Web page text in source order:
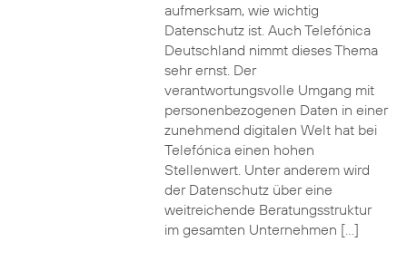
aufmerksam, wie wichtig
Datenschutz ist. Auch Telefónica
Deutschland nimmt dieses Thema
sehr ernst. Der
verantwortungsvolle Umgang mit
personenbezogenen Daten in einer
zunehmend digitalen Welt hat bei
Telefónica einen hohen
Stellenwert. Unter anderem wird
der Datenschutz über eine
weitreichende Beratungsstruktur
im gesamten Unternehmen […]